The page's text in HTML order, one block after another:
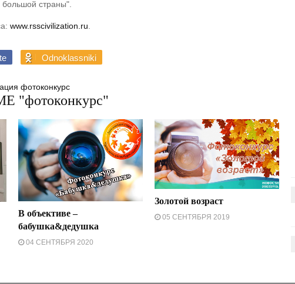
страны".
www.rsscivilization.ru
Odnoklassniki
фотоконкурс
В объективе –
бабушка&дедушка
04 СЕНТЯБРЯ 2020
Золотой возраст
05 СЕНТЯБРЯ 2019